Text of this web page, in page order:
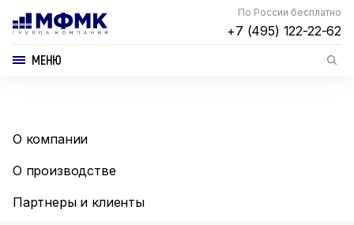
По России бесплатно
+7 (495) 122-22-62
МЕНЮ
О компании
О производстве
Партнеры и клиенты